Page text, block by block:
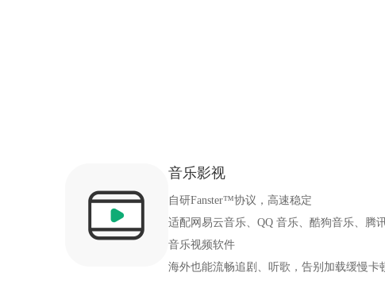
音乐影视
自研Fanster™协议，高速稳定
适配网易云音乐、QQ 音乐、酷狗音乐、腾
音乐视频软件
海外也能流畅追剧、听歌，告别加载缓慢卡